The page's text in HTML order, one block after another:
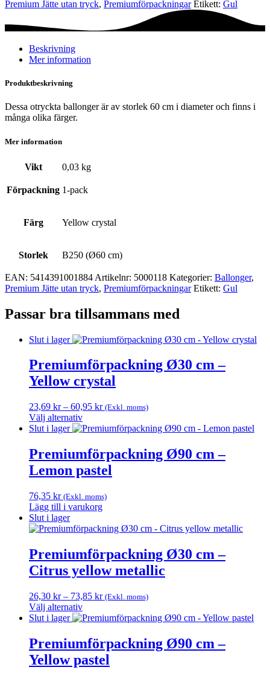
Yellow
mängd
Premium Jätte utan tryck, Premium­förpackningar Etikett: Gul
Beskrivning
Mer information
Produktbeskrivning
Dessa otryckta ballonger är av storlek 60 cm i diameter och finns i
många olika färger.
Mer information
Vikt 0,03 kg
Förpackning 1-pack
Färg Yellow crystal
Storlek B250 (Ø60 cm)
EAN: 5414391001884 Artikelnr: 5000118 Kategorier: Ballonger,
Premium Jätte utan tryck, Premium­förpackningar Etikett: Gul
Passar bra tillsammans med
Slut i lager
Premiumförpackning Ø30 cm –
Yellow crystal
23,69 kr – 60,95 krPrisintervall:
till
(Exkl. moms)
Välj alternativ
Den
produkten
har
flera
De
olika
alternativen
kan
väljas
på
produktsidan
Slut i lager
Premiumförpackning Ø90 cm –
Lemon pastel
76,35 kr (Exkl. moms)
Lägg till i varukorg
Slut i lager
Premiumförpackning Ø30 cm –
Citrus yellow metallic
26,30 kr – 73,85 krPrisintervall:
till
(Exkl. moms)
Välj alternativ
Den
produkten
har
flera
Slut i lager
Premiumförpackning Ø90 cm –
Yellow pastel